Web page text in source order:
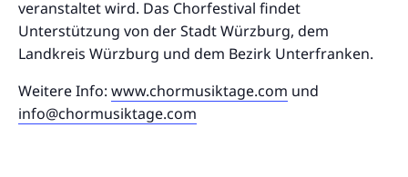
veranstaltet wird. Das Chorfestival findet
Unterstützung von der Stadt Würzburg, dem
Landkreis Würzburg und dem Bezirk Unterfranken.
Weitere Info: www.chormusiktage.com und
info@chormusiktage.com